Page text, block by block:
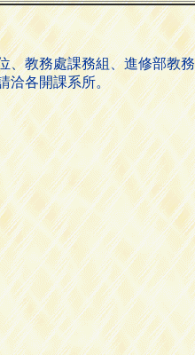
、教務處課務組、進修部教
洽各開課系所。